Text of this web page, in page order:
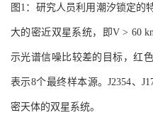
图1：研究人员利用潮汐锁定的
大的密近双星系统，即V > 60
示光谱信噪比较差的目标，红
表示8个最终样本源。J2354、
密天体的双星系统。